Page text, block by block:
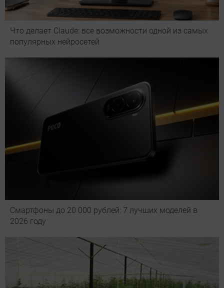
Что делает Сlaude: все возможности одной из самых
популярных нейросетей
Смартфоны до 20 000 рублей: 7 лучших моделей в
2026 году